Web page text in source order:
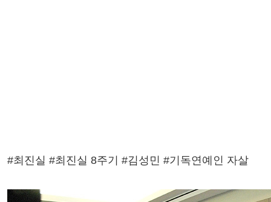
#최진실 #최진실 8주기 #김성민 #기독연예인 자살